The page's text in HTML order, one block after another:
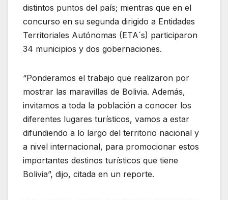
distintos puntos del país; mientras que en el
concurso en su segunda dirigido a Entidades
Territoriales Autónomas (ETA´s) participaron
34 municipios y dos gobernaciones.
“Ponderamos el trabajo que realizaron por
mostrar las maravillas de Bolivia. Además,
invitamos a toda la población a conocer los
diferentes lugares turísticos, vamos a estar
difundiendo a lo largo del territorio nacional y
a nivel internacional, para promocionar estos
importantes destinos turísticos que tiene
Bolivia”, dijo, citada en un reporte.